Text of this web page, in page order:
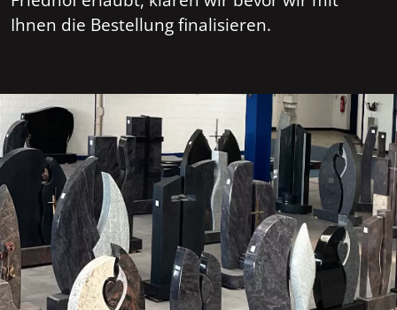
Ihnen die Bestellung finalisieren.